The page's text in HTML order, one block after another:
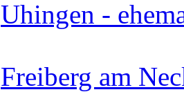
Uhingen -
Freiberg am